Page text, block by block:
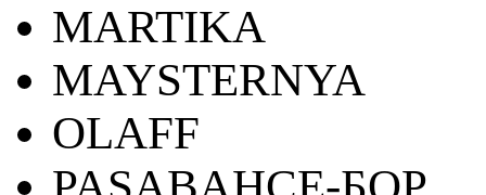
MARTIKA
MAYSTERNYA
OLAFF